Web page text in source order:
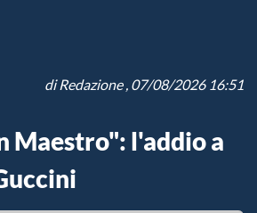
diRedazione, 07/08/2026 16:51
Maestro": l'addio a